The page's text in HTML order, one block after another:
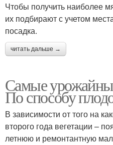
Чтобы получить наиболее
их подбирают с учетом
посадка.
читать дальше →
Самые
По способу
В зависимости от того на
второго года вегетации –
летнюю и ремонтантную